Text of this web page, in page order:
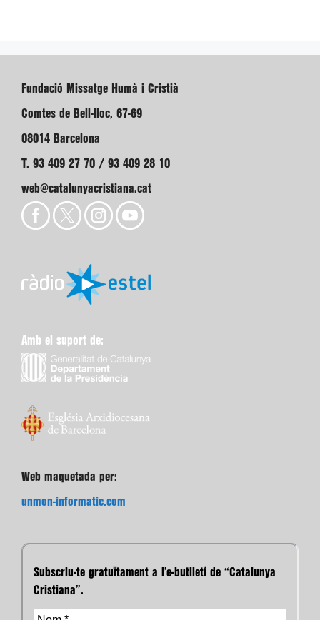
Fundació Missatge Humà i Cristià
Comtes de Bell-lloc, 67-69
08014 Barcelona
T. 93 409 27 70 / 93 409 28 10
web@catalunyacristiana.cat
Amb el suport de:
Web maquetada per:
unmon-informatic.com
Subscriu-te gratuïtament a l’e-butlletí de “Catalunya
Cristiana”.